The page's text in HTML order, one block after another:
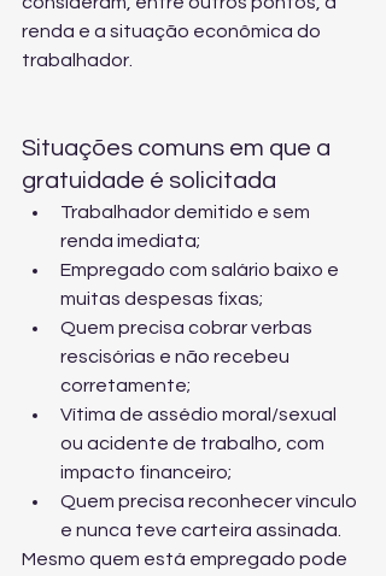
renda e a situação econômica do
trabalhador.
Situações comuns em que a
gratuidade é solicitada
Trabalhador demitido e sem
renda imediata;
Empregado com salário baixo e
muitas despesas fixas;
Quem precisa cobrar verbas
rescisórias e não recebeu
corretamente;
Vítima de assédio moral/sexual
ou acidente de trabalho, com
impacto financeiro;
Quem precisa reconhecer vínculo
e nunca teve carteira assinada.
Mesmo quem está empregado pode